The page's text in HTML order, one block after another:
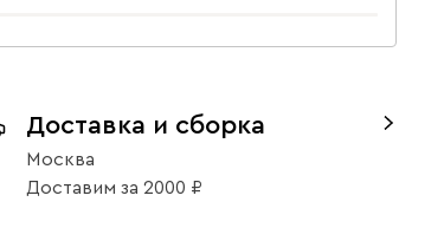
бежевый
Серый Синий
700
Натуральный
Доставка и сборка
Москва
Доставим за 2000